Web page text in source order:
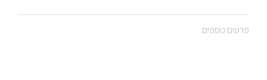
פרטים נוספים